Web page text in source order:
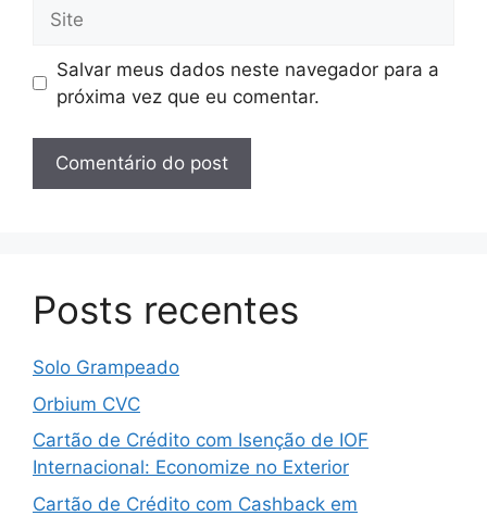
Salvar meus dados neste navegador para a
próxima vez que eu comentar.
Posts recentes
Solo Grampeado
Orbium CVC
Cartão de Crédito com Isenção de IOF
Internacional: Economize no Exterior
Cartão de Crédito com Cashback em